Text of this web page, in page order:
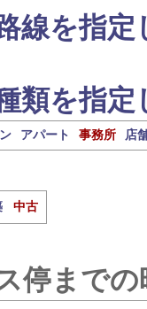
線を指定
類を指定
アパート 事務所 店
中古
停までの